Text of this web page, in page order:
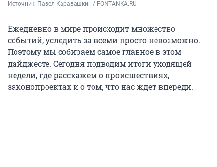
Источник: Павел Каравашкин / FONTANKA.RU
Ежедневно в мире происходит множество
событий, уследить за всеми просто невозможно.
Поэтому мы собираем самое главное в этом
дайджесте. Сегодня подводим итоги уходящей
недели, где расскажем о происшествиях,
законопроектах и о том, что нас ждет впереди.